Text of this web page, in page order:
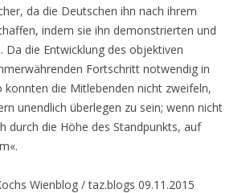
da die Deutschen ihn nach ihrem
indem sie ihn demonstrierten und
Da die Entwicklung des objektiven
Fortschritt notwendig in
konnten die Mitlebenden nicht zweifeln,
unendlich überlegen zu sein; wenn nicht
durch die Höhe des Standpunkts, auf
Wienblog / taz.blogs 09.11.2015